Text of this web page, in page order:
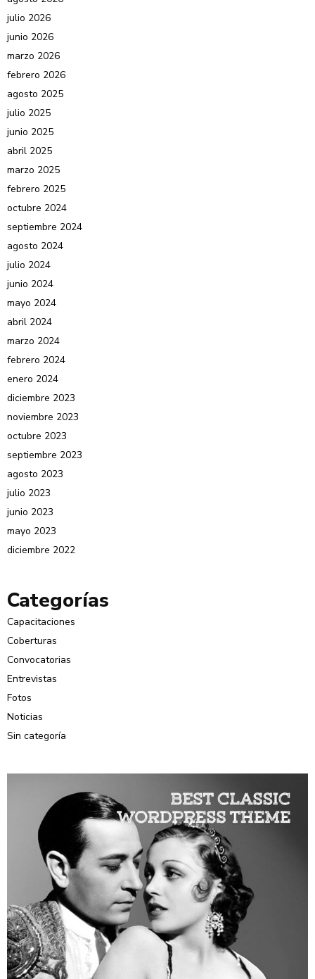
julio 2026
junio 2026
marzo 2026
febrero 2026
agosto 2025
julio 2025
junio 2025
abril 2025
marzo 2025
febrero 2025
octubre 2024
septiembre 2024
agosto 2024
julio 2024
junio 2024
mayo 2024
abril 2024
marzo 2024
febrero 2024
enero 2024
diciembre 2023
noviembre 2023
octubre 2023
septiembre 2023
agosto 2023
julio 2023
junio 2023
mayo 2023
diciembre 2022
Categorías
Capacitaciones
Coberturas
Convocatorias
Entrevistas
Fotos
Noticias
Sin categoría